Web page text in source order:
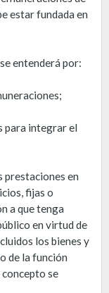
estar fundada en
entenderá por:
para integrar el
prestaciones en
fijas o
a que tenga
en virtud de
los bienes y
de la función
concepto se